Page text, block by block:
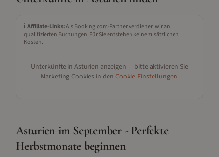
ℹ️ Affiliate-Links:Als Booking.com-Partner verdienen wir an
qualifizierten Buchungen. Für Sie entstehen keine zusätzlichen
Kosten.
Unterkünfte in Asturien anzeigen — bitte aktivieren Sie
Marketing-Cookies in den Cookie-Einstellungen.
Asturien im September - Perfekte
Herbstmonate beginnen